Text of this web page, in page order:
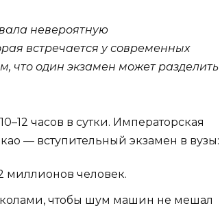
невероятную
встречается у современных
что один экзамен может разделить
часов в сутки. Императорская
— вступительный экзамен в вузы:
миллионов человек.
чтобы шум машин не мешал